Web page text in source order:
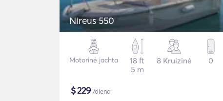
Nireus 550
Motorinė jachta
18 ft
5 m
8 Kruizinė 0
$229/diena